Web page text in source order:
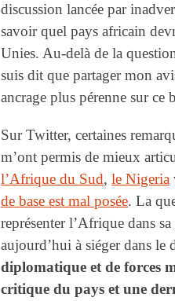
discussion lancée par
savoir quel pays africain
Unies. Au-delà de la
suis dit que partager mon
ancrage plus pérenne sur ce
Sur Twitter, certaines
m’ont permis de mieux
l’Afrique du Sud, le Nigeria
de base est mal posée. La
représenter l’Afrique dans
aujourd’hui à siéger dans le
diplomatique et de forces
critique du pays et une